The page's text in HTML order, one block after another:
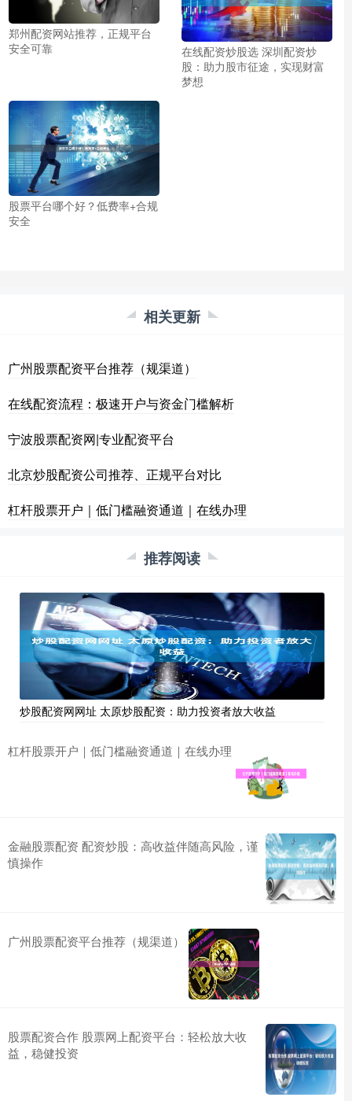
郑州配资网站推荐，正规平台
安全可靠
在线配资炒股选 深圳配资炒
股：助力股市征途，实现财富
梦想
股票平台哪个好？低费率+合规
安全
相关更新
广州股票配资平台推荐（规渠道）
在线配资流程：极速开户与资金门槛解析
宁波股票配资网|专业配资平台
北京炒股配资公司推荐、正规平台对比
杠杆股票开户｜低门槛融资通道｜在线办理
推荐阅读
炒股配资网网址 太原炒股配资：助力投资者放大收益
杠杆股票开户｜低门槛融资通道｜在线办理
金融股票配资 配资炒股：高收益伴随高风险，谨
慎操作
广州股票配资平台推荐（规渠道）
股票配资合作 股票网上配资平台：轻松放大收
益，稳健投资